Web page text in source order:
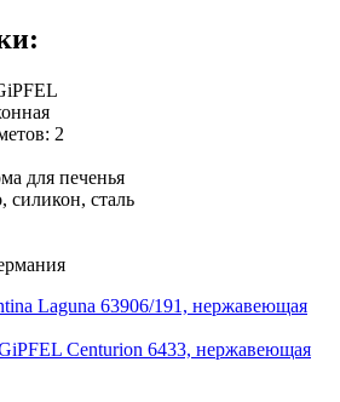
2
для печенья
силикон, сталь
Laguna 63906/191, нержавеющая
Centurion 6433, нержавеющая